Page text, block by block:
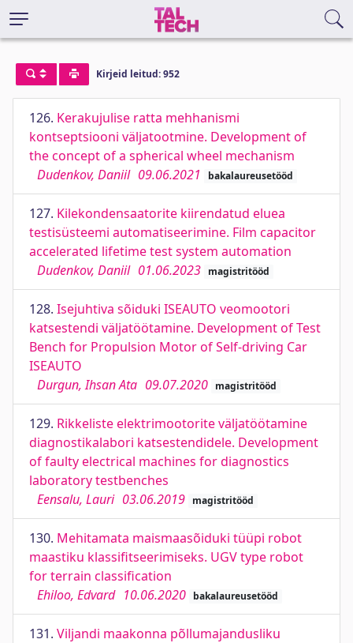
Kirjeid leitud: 952
126. Kerakujulise ratta mehhanismi
kontseptsiooni väljatootmine. Development of
the concept of a spherical wheel mechanism
Dudenkov, Daniil 09.06.2021 bakalaureusetööd
127. Kilekondensaatorite kiirendatud eluea
testisüsteemi automatiseerimine. Film capacitor
accelerated lifetime test system automation
Dudenkov, Daniil 01.06.2023 magistritööd
128. Isejuhtiva sõiduki ISEAUTO veomootori
katsestendi väljatöötamine. Development of Test
Bench for Propulsion Motor of Self-driving Car
ISEAUTO
Durgun, Ihsan Ata 09.07.2020 magistritööd
129. Rikkeliste elektrimootorite väljatöötamine
diagnostikalabori katsestendidele. Development
of faulty electrical machines for diagnostics
laboratory testbenches
Eensalu, Lauri 03.06.2019 magistritööd
130. Mehitamata maismaasõiduki tüüpi robot
maastiku klassifitseerimiseks. UGV type robot
for terrain classification
Ehiloo, Edvard 10.06.2020 bakalaureusetööd
131. Viljandi maakonna põllumajandusliku